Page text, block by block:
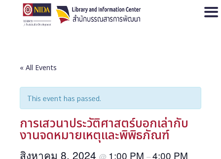
« All Events
This event has passed.
การเสวนาประวัติศาสตร์บอกเล่ากับ
งานจดหมายเหตุและพิพิธภัณฑ์
สิงหาคม 8, 2024 @ 1:00 PM –4:00 PM